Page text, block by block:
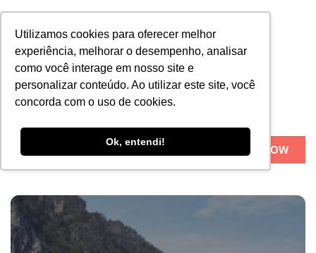
Utilizamos cookies para oferecer melhor
experiência, melhorar o desempenho, analisar
como você interage em nosso site e
personalizar conteúdo. Ao utilizar este site, você
concorda com o uso de cookies.
Ok, entendi!
BOOK NOW